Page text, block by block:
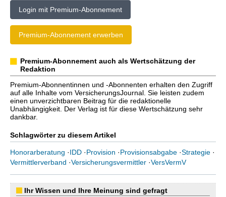
Login mit Premium-Abonnement
Premium-Abonnement erwerben
Premium-Abonnement auch als Wertschätzung der
Redaktion
Premium-Abonnentinnen und -Abonnenten erhalten den Zugriff
auf alle Inhalte vom VersicherungsJournal. Sie leisten zudem
einen unverzichtbaren Beitrag für die redaktionelle
Unabhängigkeit. Der Verlag ist für diese Wertschätzung sehr
dankbar.
Schlagwörter zu diesem Artikel
Honorarberatung ·IDD ·Provision ·Provisionsabgabe ·Strategie ·
Vermittlerverband ·Versicherungsvermittler ·VersVermV
Ihr Wissen und Ihre Meinung sind gefragt